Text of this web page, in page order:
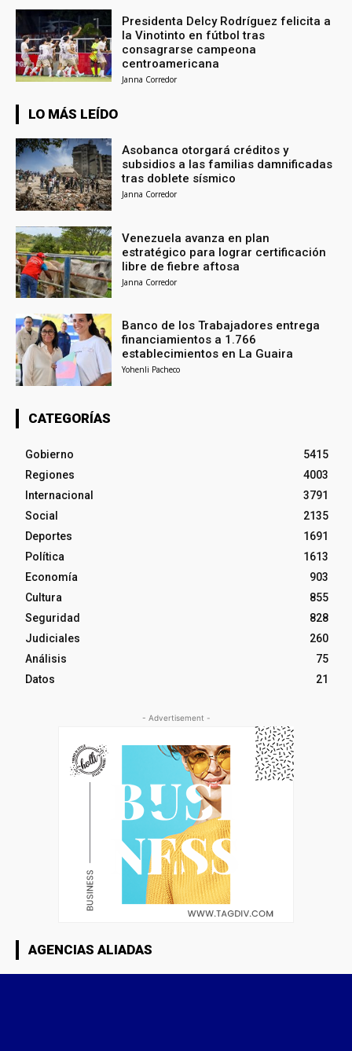
Presidenta Delcy Rodríguez felicita a
la Vinotinto en fútbol tras
consagrarse campeona
centroamericana
Janna Corredor
LO MÁS LEÍDO
Asobanca otorgará créditos y
subsidios a las familias damnificadas
tras doblete sísmico
Janna Corredor
Venezuela avanza en plan
estratégico para lograr certificación
libre de fiebre aftosa
Janna Corredor
Banco de los Trabajadores entrega
financiamientos a 1.766
establecimientos en La Guaira
Yohenli Pacheco
CATEGORÍAS
Gobierno
5415
Regiones
4003
Internacional
3791
Social
2135
Deportes
1691
Política
1613
Economía
903
Cultura
855
Seguridad
828
Judiciales
260
Análisis
75
Datos
21
- Advertisement -
AGENCIAS ALIADAS